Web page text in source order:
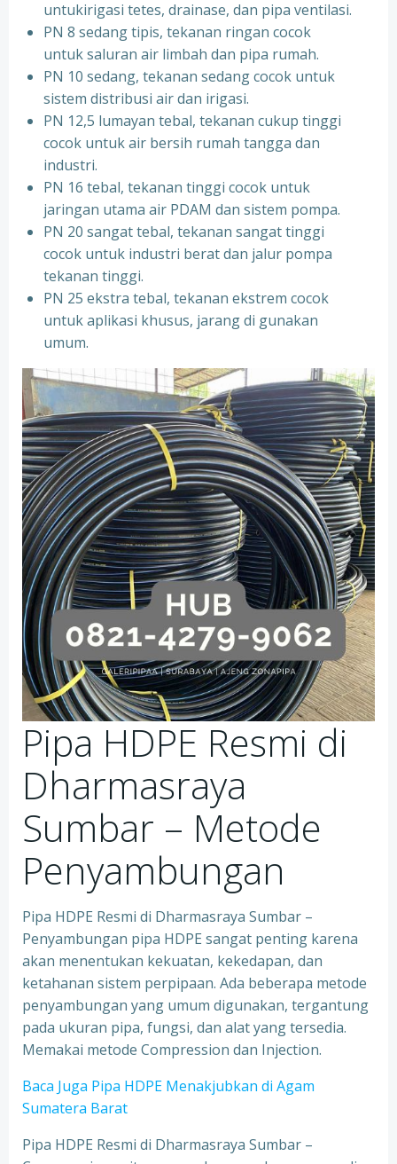
untukirigasi tetes, drainase, dan pipa ventilasi.
PN 8 sedang tipis, tekanan ringan cocok
untuk saluran air limbah dan pipa rumah.
PN 10 sedang, tekanan sedang cocok untuk
sistem distribusi air dan irigasi.
PN 12,5 lumayan tebal, tekanan cukup tinggi
cocok untuk air bersih rumah tangga dan
industri.
PN 16 tebal, tekanan tinggi cocok untuk
jaringan utama air PDAM dan sistem pompa.
PN 20 sangat tebal, tekanan sangat tinggi
cocok untuk industri berat dan jalur pompa
tekanan tinggi.
PN 25 ekstra tebal, tekanan ekstrem cocok
untuk aplikasi khusus, jarang di gunakan
umum.
Pipa HDPE Resmi di
Dharmasraya
Sumbar – Metode
Penyambungan
Pipa HDPE Resmi di Dharmasraya Sumbar –
Penyambungan pipa HDPE sangat penting karena
akan menentukan kekuatan, kekedapan, dan
ketahanan sistem perpipaan. Ada beberapa metode
penyambungan yang umum digunakan, tergantung
pada ukuran pipa, fungsi, dan alat yang tersedia.
Memakai metode Compression dan Injection.
Baca Juga Pipa HDPE Menakjubkan di Agam
Sumatera Barat
Pipa HDPE Resmi di Dharmasraya Sumbar –